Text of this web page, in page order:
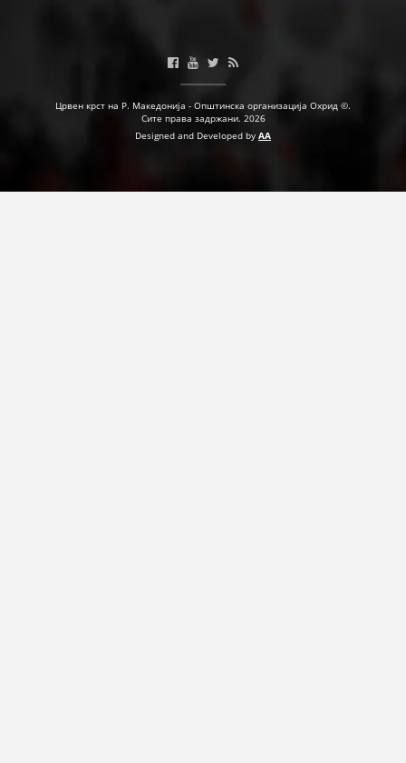
Црвен крст на Р. Македонија - Општинска организација Охрид ©.
Сите права задржани. 2026
Designed and Developed by AA